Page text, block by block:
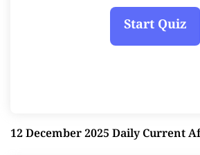
12 December 2025 Daily Current